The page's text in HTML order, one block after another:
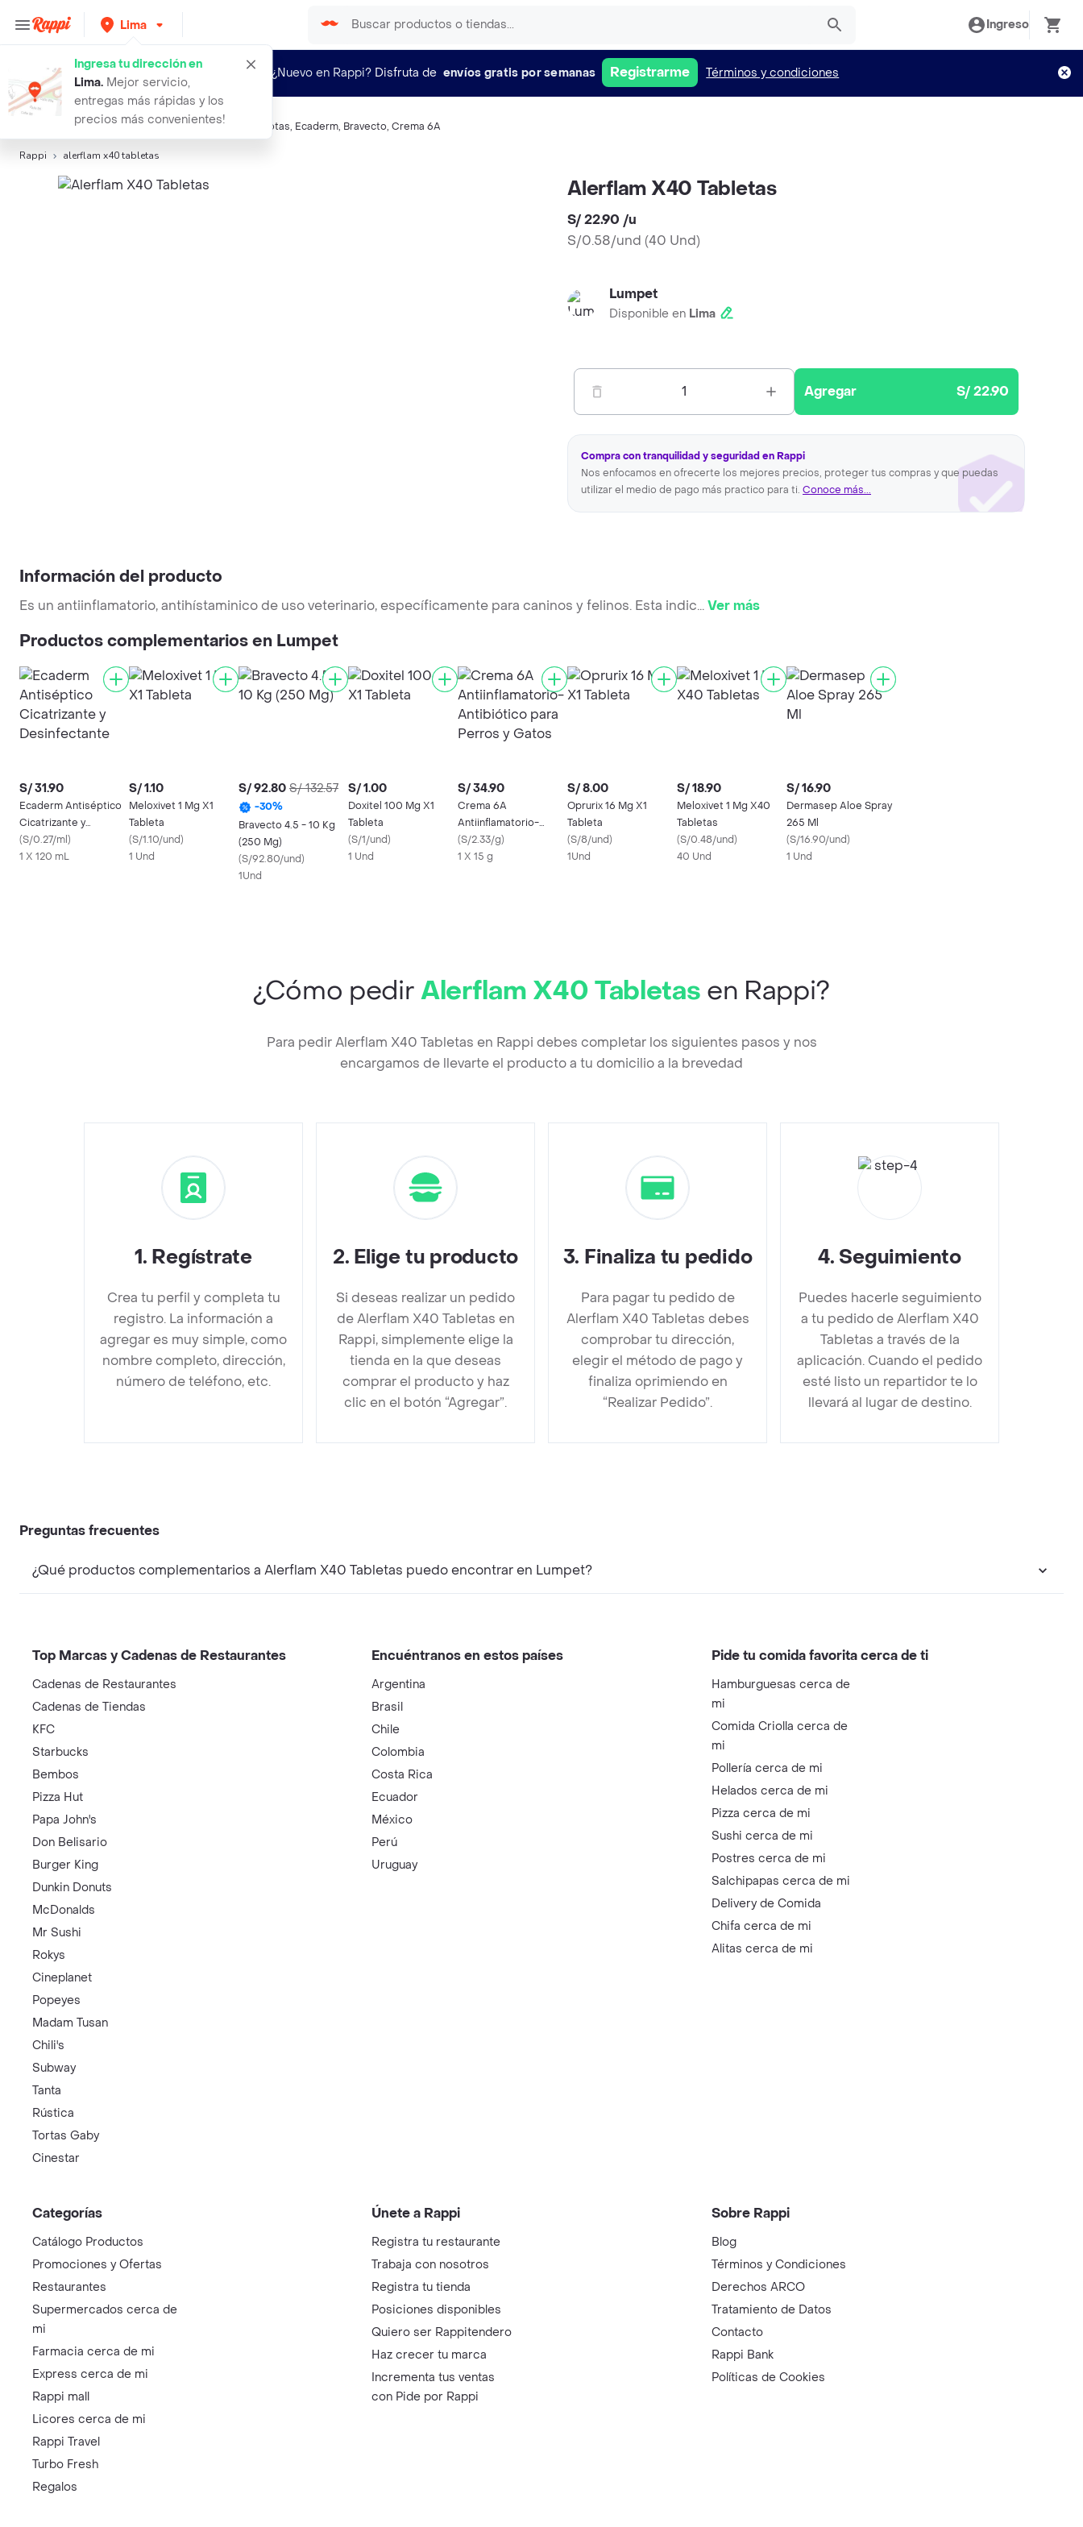
Lima
Ingresa tu dirección en
Lima. Mejor servicio,
entregas más rápidas y los
precios más convenientes!
Ingreso
¿Nuevo en Rappi? Disfruta de envíos gratis por semanas Registrarme Términos y condiciones
Búsquedas relacionadas: Medicamentos para mascotas, Ecaderm, Bravecto, Crema 6A
Rappi alerflam x40 tabletas
Alerflam X40 Tabletas
S/ 22.90 /u
S/0.58/und (40 Und)
Lumpet
Disponible en Lima
1 Agregar S/ 22.90
Compra con tranquilidad y seguridad en Rappi
Nos enfocamos en ofrecerte los mejores precios, proteger tus compras y que puedas
utilizar el medio de pago más practico para ti. Conoce más...
Información del producto
Es un antiinflamatorio, antihístaminico de uso veterinario, específicamente para caninos y felinos. Esta indic...Ver más
Productos complementarios en Lumpet
S/ 31.90
Ecaderm Antiséptico
Cicatrizante y
Desinfectante
(S/0.27/ml)
1 X 120 mL
S/ 1.10
Meloxivet 1 Mg X1
Tableta
(S/1.10/und)
1 Und
S/ 92.80 S/ 132.57
-30%
Bravecto 4.5 - 10 Kg
(250 Mg)
(S/92.80/und)
1Und
S/ 1.00
Doxitel 100 Mg X1
Tableta
(S/1/und)
1 Und
S/ 34.90
Crema 6A
Antiinflamatorio-
Antibiótico para
Perros y Gatos
(S/2.33/g)
1 X 15 g
S/ 8.00
Oprurix 16 Mg X1
Tableta
(S/8/und)
1Und
S/ 18.90
Meloxivet 1 Mg X40
Tabletas
(S/0.48/und)
40 Und
S/ 16.90
Dermasep Aloe Spray
265 Ml
(S/16.90/und)
1 Und
¿Cómo pedirAlerflam X40 Tabletas en Rappi?
Para pedir Alerflam X40 Tabletas en Rappi debes completar los siguientes pasos y nos
encargamos de llevarte el producto a tu domicilio a la brevedad
1. Regístrate
Crea tu perfil y completa tu
registro. La información a
agregar es muy simple, como
nombre completo, dirección,
número de teléfono, etc.
2. Elige tu producto
Si deseas realizar un pedido
de Alerflam X40 Tabletas en
Rappi, simplemente elige la
tienda en la que deseas
comprar el producto y haz
clic en el botón “Agregar”.
3. Finaliza tu pedido
Para pagar tu pedido de
Alerflam X40 Tabletas debes
comprobar tu dirección,
elegir el método de pago y
finaliza oprimiendo en
“Realizar Pedido”.
4. Seguimiento
Puedes hacerle seguimiento
a tu pedido de Alerflam X40
Tabletas a través de la
aplicación. Cuando el pedido
esté listo un repartidor te lo
llevará al lugar de destino.
Preguntas frecuentes
¿Qué productos complementarios a Alerflam X40 Tabletas puedo encontrar en Lumpet?
Top Marcas y Cadenas de Restaurantes
Cadenas de Restaurantes
Cadenas de Tiendas
KFC
Starbucks
Bembos
Pizza Hut
Papa John's
Don Belisario
Burger King
Dunkin Donuts
McDonalds
Mr Sushi
Rokys
Cineplanet
Popeyes
Madam Tusan
Chili's
Subway
Tanta
Rústica
Tortas Gaby
Cinestar
Encuéntranos en estos países
Argentina
Brasil
Chile
Colombia
Costa Rica
Ecuador
México
Perú
Uruguay
Pide tu comida favorita cerca de ti
Hamburguesas cerca de
mi
Comida Criolla cerca de
mi
Pollería cerca de mi
Helados cerca de mi
Pizza cerca de mi
Sushi cerca de mi
Postres cerca de mi
Salchipapas cerca de mi
Delivery de Comida
Chifa cerca de mi
Alitas cerca de mi
Categorías
Catálogo Productos
Promociones y Ofertas
Restaurantes
Supermercados cerca de
mi
Farmacia cerca de mi
Express cerca de mi
Rappi mall
Licores cerca de mi
Rappi Travel
Turbo Fresh
Regalos
Únete a Rappi
Registra tu restaurante
Trabaja con nosotros
Registra tu tienda
Posiciones disponibles
Quiero ser Rappitendero
Haz crecer tu marca
Incrementa tus ventas
con Pide por Rappi
Sobre Rappi
Blog
Términos y Condiciones
Derechos ARCO
Tratamiento de Datos
Contacto
Rappi Bank
Políticas de Cookies